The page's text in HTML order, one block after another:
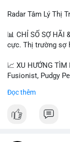
Radar Tâm Lý Thị
📊 CHỈ SỐ SỢ HÃI
cực. Thị trường sợ
📈 XU HƯỚNG
Fusionist, Pudgy
tiêu, vũ khí hạt
UFC 310, Premier
Đọc thêm